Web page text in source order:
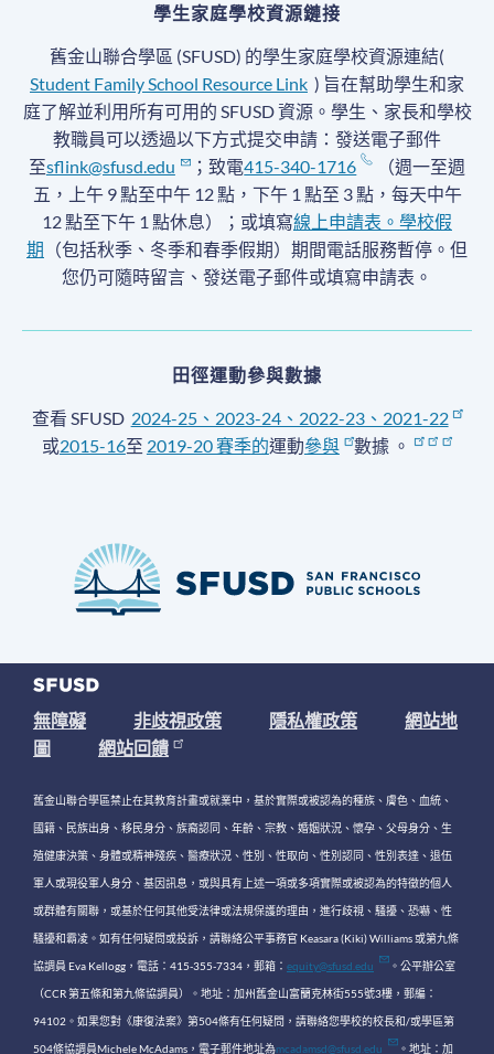
學生家庭學校資源鏈接
舊金山聯合學區 (SFUSD) 的學生家庭學校資源連結(
Student Family School Resource Link ) 旨在幫助學生和家
庭了解並利用所有可用的 SFUSD 資源。學生、家長和學校
教職員可以透過以下方式提交申請：發送電子郵件
至sflink@sfusd.edu ；致電415-340-1716
（週一至週
五，上午 9 點至中午 12 點，下午 1 點至 3 點，每天中午
12 點至下午 1 點休息）；或填寫線上申請表。 學校假
期 （包括秋季、冬季和春季假期）期間電話服務暫停 。但
您仍可隨時留言、發送電子郵件或填寫申請表。
田徑運動參與數據
查看 SFUSD 2024-25、2023-24、2022-23、2021-22
或2015-16至 2019-20 賽季的運動參與 數據 。
無障礙 非歧視政策 隱私權政策
網站地
圖
網站回饋
舊金山聯合學區禁止在其教育計畫或就業中，基於實際或被認為的種族、膚色、血統、
國籍、民族出身、移民身分、族裔認同、年齡、宗教、婚姻狀況、懷孕、父母身分、生
殖健康決策、身體或精神殘疾、醫療狀況、性別、性取向、性別認同、性別表達、退伍
軍人或現役軍人身分、基因訊息，或與具有上述一項或多項實際或被認為的特徵的個人
或群體有關聯，或基於任何其他受法律或法規保護的理由，進行歧視、騷擾、恐嚇、性
騷擾和霸凌。如有任何疑問或投訴，請聯絡公平事務官 Keasara (Kiki) Williams 或第九條
協調員 Eva Kellogg，電話：415-355-7334，郵箱： equity@sfusd.edu 。公平辦公室
（CCR 第五條和第九條協調員）。地址：加州舊金山富蘭克林街555號3樓，郵編：
94102。如果您對《康復法案》第504條有任何疑問，請聯絡您學校的校長和/或學區第
504條協調員Michele McAdams，電子郵件地址為mcadamsd@sfusd.edu 。地址：加